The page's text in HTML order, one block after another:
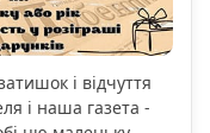
і відчуття
і наша газета -